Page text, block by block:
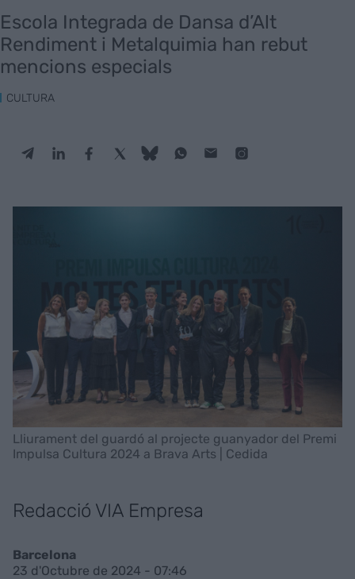
Escola Integrada de Dansa d’Alt
Rendiment i Metalquimia han rebut
mencions especials
CULTURA
Lliurament del guardó al projecte guanyador del Premi
Impulsa Cultura 2024 a Brava Arts | Cedida
Redacció VIA Empresa
Barcelona
23 d'Octubre de 2024 - 07:46